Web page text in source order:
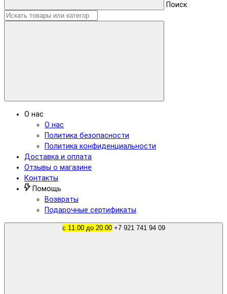
Поиск
О нас
О нас
Политика безопасности
Политика конфиденциальности
Доставка и оплата
Отзывы о магазине
Контакты
Помощь
Возвраты
Подарочные сертификаты
с 11.00 до 20.00 +7 921 741 94 09